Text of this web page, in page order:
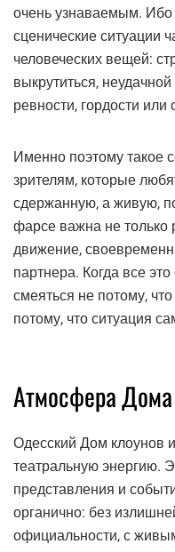
очень узнаваемым.
сценические ситуации
человеческих вещей:
выкрутиться,
ревности, гордости
Именно поэтому такое
зрителям, которые
сдержанную, а живую,
фарсе важна не только
движение,
партнера. Когда все
смеяться не потому,
потому, что ситуация
Атмосфера
Одесский Дом клоунов
театральную энергию.
представления и
органично: без
официальности, с